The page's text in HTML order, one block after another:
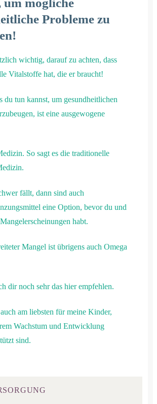
Probleme zu
wichtig, darauf zu achten, dass
Vitalstoffe hat, die er braucht!
du tun kannst, um gesundheitlichen
ist eine ausgewogene
So sagt es die traditionelle
fällt, dann sind auch
eine Option, bevor du und
habt.
Mangel ist übrigens auch Omega
dir noch sehr das hier empfehlen.
am liebsten für meine Kinder,
Wachstum und Entwicklung
sind.